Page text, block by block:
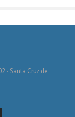
· Santa Cruz de